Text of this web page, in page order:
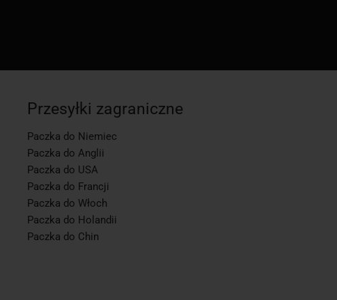
Przesyłki zagraniczne
Paczka do Niemiec
Paczka do Anglii
Paczka do USA
Paczka do Francji
Paczka do Włoch
Paczka do Holandii
Paczka do Chin